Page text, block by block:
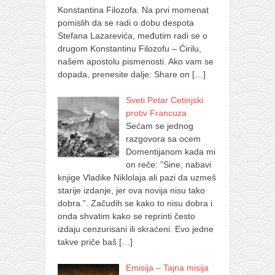
Konstantina Filozofa. Na prvi momenat
pomislih da se radi o dobu despota
Stefana Lazarevića, međutim radi se o
drugom Konstantinu Filozofu – Ćirilu,
našem apostolu pismenosti. Ako vam se
dopada, prenesite dalje: Share on […]
Sveti Petar Cetinjski
protiv Francuza
Sećam se jednog
razgovora sa ocem
Domentijanom kada mi
on reče: ”Sine, nabavi
knjige Vladike Niklolaja ali pazi da uzmeš
starije izdanje, jer ova novija nisu tako
dobra.”. Začudih se kako to nisu dobra i
onda shvatim kako se reprinti često
izdaju cenzurisani ili skraćeni. Evo jedne
takve priče baš […]
Emisija – Tajna misija